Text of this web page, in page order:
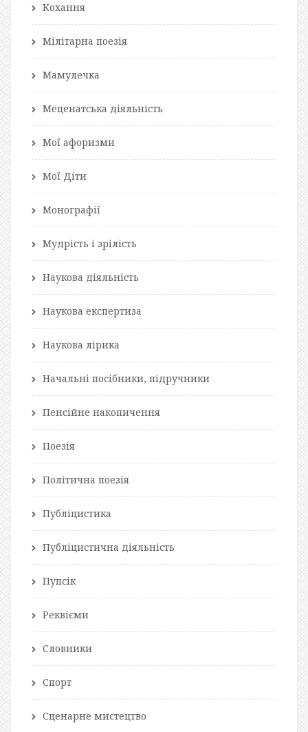
Кохання
Мілітарна поезія
Мамулечка
Меценатська діяльність
Мої афоризми
Мої Діти
Монографії
Мудрість і зрілість
Наукова діяльність
Наукова експертиза
Наукова лірика
Начальні посібники, підручники
Пенсійне накопичення
Поезія
Політична поезія
Публіцистика
Публіцистична діяльність
Пупсік
Реквієми
Словники
Спорт
Сценарне мистецтво